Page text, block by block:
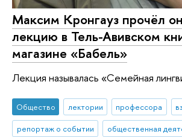
Максим Кронгауз прочёл
лекцию в Тель-Авивском
магазине «Бабель»
Лекция называлась «Семейная
Общество лектории профессора
репортаж о событии
общественная